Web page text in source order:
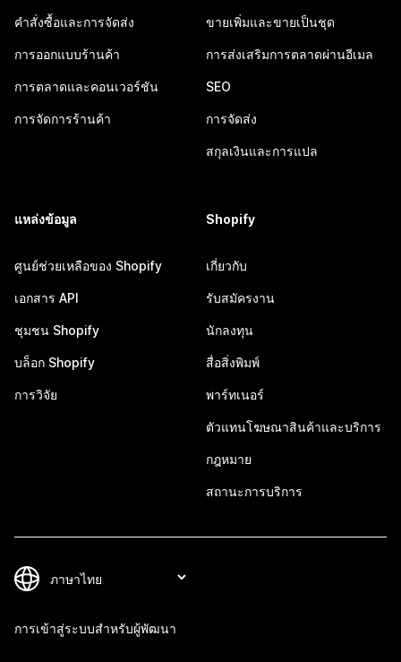
คำสั่งซื้อและการจัดส่ง
การออกแบบร้านค้า
การตลาดและคอนเวอร์ชัน
การจัดการร้านค้า
ขายเพิ่มและขายเป็นชุด
การส่งเสริมการตลาดผ่านอีเมล
SEO
การจัดส่ง
สกุลเงินและการแปล
แหล่งข้อมูล
ศูนย์ช่วยเหลือของ Shopify
เอกสาร API
ชุมชน Shopify
บล็อก Shopify
การวิจัย
Shopify
เกี่ยวกับ
รับสมัครงาน
นักลงทุน
สื่อสิ่งพิมพ์
พาร์ทเนอร์
ตัวแทนโฆษณาสินค้าและบริการ
กฎหมาย
สถานะการบริการ
การเข้าสู่ระบบสำหรับผู้พัฒนา